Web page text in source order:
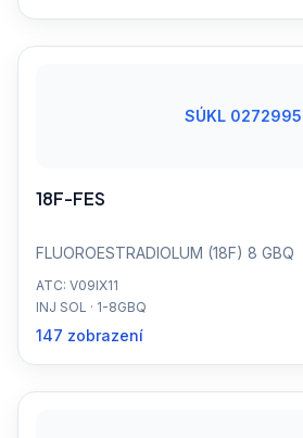
SÚKL 0272995
18F-FES
FLUOROESTRADIOLUM (18F) 8 GBQ
ATC: V09IX11
INJ SOL · 1-8GBQ
147 zobrazení